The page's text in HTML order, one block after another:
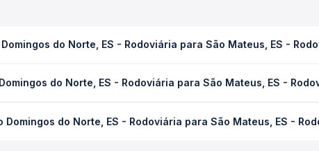
do Norte, ES - Rodoviária para São Mateus, ES -
de tráfego. Na Quero Passagem você consulta os horários
do Norte, ES - Rodoviária para São Mateus, ES -
da compra. Na Quero Passagem você compara os preços
do Norte, ES - Rodoviária para São Mateus, ES -